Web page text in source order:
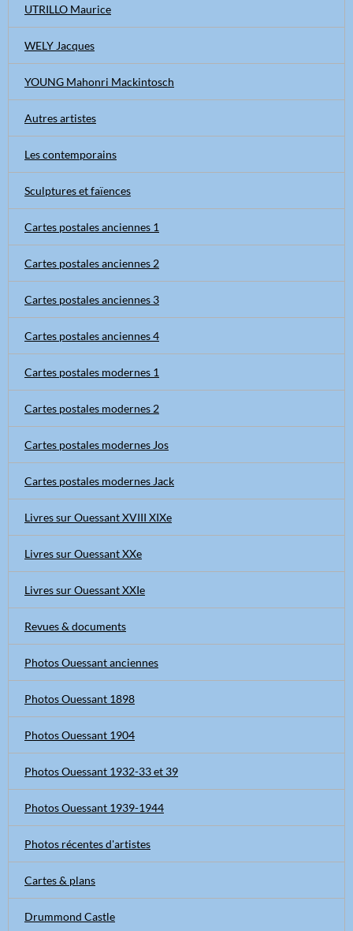
UTRILLO Maurice
WELY Jacques
YOUNG Mahonri Mackintosch
Autres artistes
Les contemporains
Sculptures et faïences
Cartes postales anciennes 1
Cartes postales anciennes 2
Cartes postales anciennes 3
Cartes postales anciennes 4
Cartes postales modernes 1
Cartes postales modernes 2
Cartes postales modernes Jos
Cartes postales modernes Jack
Livres sur Ouessant XVIII XIXe
Livres sur Ouessant XXe
Livres sur Ouessant XXIe
Revues & documents
Photos Ouessant anciennes
Photos Ouessant 1898
Photos Ouessant 1904
Photos Ouessant 1932-33 et 39
Photos Ouessant 1939-1944
Photos récentes d'artistes
Cartes & plans
Drummond Castle